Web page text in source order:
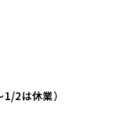
2は休業）